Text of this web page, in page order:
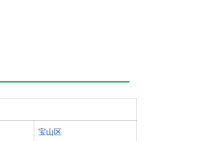
宝山区